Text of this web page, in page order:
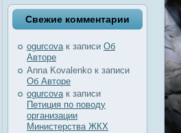
Свежие комментарии
ogurcovaк записи Об
Авторе
Anna Kovalenko к записи
Об Авторе
ogurcovaк записи
Петиция по поводу
организации
Министерства ЖКХ